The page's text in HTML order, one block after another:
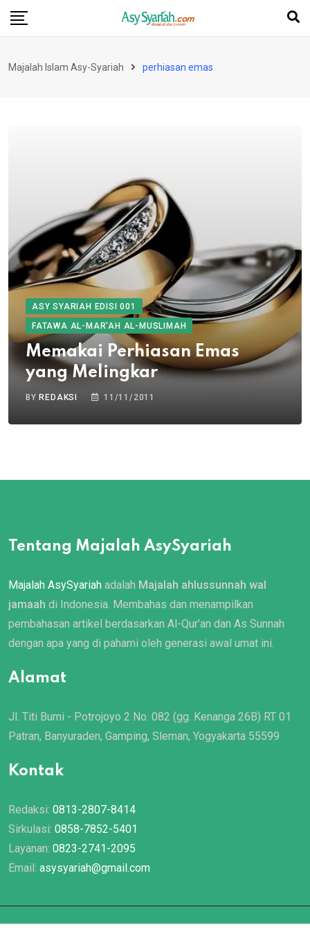
Skip
Majalah Islam Asy-Syariah perhiasan emas
ASY SYARIAH EDISI 001
FATAWA AL-MAR'AH AL-MUSLIMAH
Memakai Perhiasan Emas
yang Melingkar
BYREDAKSI 11/11/2011
Tentang Majalah AsySyariah
Majalah AsySyariah adalah Majalah ahlussunnah wal
jamaah di Indonesia. Membahas dan menampilkan
pembahasan artikel berdasarkan Al-Qur’an dan As Sunnah
dengan apa yang di pahami oleh generasi awal umat ini.
Alamat
Jl. Titi Bumi - Potrojoyo 2 No. 082 (gg. Kenanga 26B) RT 01
Patran, Banyuraden, Gamping, Sleman, Yogyakarta 55599
Kontak
Redaksi: 0813-2807-8414
Sirkulasi: 0858-7852-5401
Layanan: 0823-2741-2095
Email: asysyariah@gmail.com